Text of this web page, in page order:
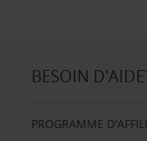
BESOIN
PROGRAMME